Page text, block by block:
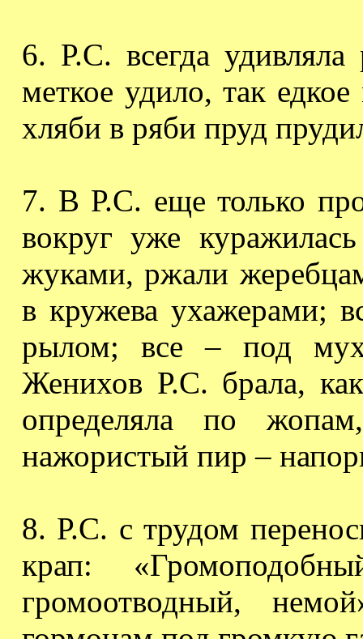
6. Р.С. всегда
меткое удило, так едкое
хляби в ряби пруд
7. В Р.С. еще только
вокруг уже
жуками, ржали
в кружева ухажерами;
рылом; все – под
Женихов Р.С. брала,
определяла по
нажористый пир –
8. Р.С. с трудом
крап:
громоотводный,